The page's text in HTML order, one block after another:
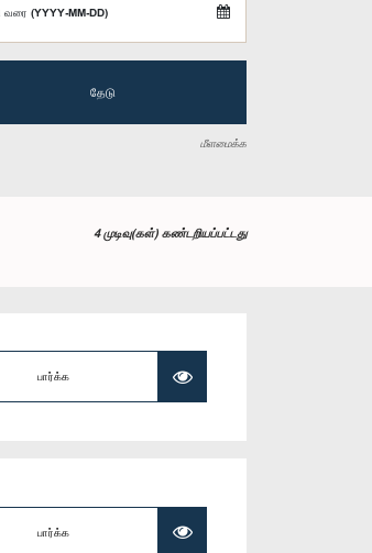
வரை (YYYY-MM-DD)
தேடு
மீளமைக்க
4 முடிவு(கள்) கண்டறியப்பட்டது
பார்க்க
பார்க்க